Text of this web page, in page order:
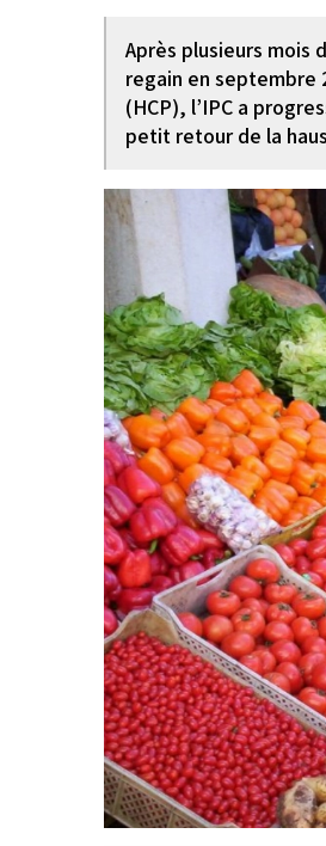
Après plusieurs mois
regain en septembre
(HCP), l’IPC a
petit retour de la